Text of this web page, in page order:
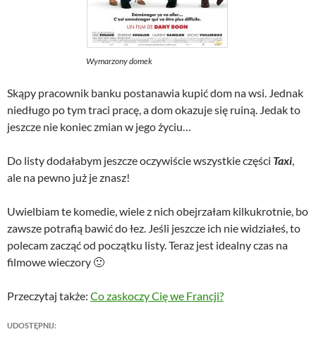
Wymarzony domek
Skąpy pracownik banku postanawia kupić dom na wsi. Jednak
niedługo po tym traci pracę, a dom okazuje się ruiną. Jedak to
jeszcze nie koniec zmian w jego życiu…
Do listy dodałabym jeszcze oczywiście wszystkie części Taxi,
ale na pewno już je znasz!
Uwielbiam te komedie, wiele z nich obejrzałam kilkukrotnie, bo
zawsze potrafią bawić do łez. Jeśli jeszcze ich nie widziałeś, to
polecam zacząć od początku listy. Teraz jest idealny czas na
filmowe wieczory 🙂
Przeczytaj także: Co zaskoczy Cię we Francji?
UDOSTĘPNIJ: